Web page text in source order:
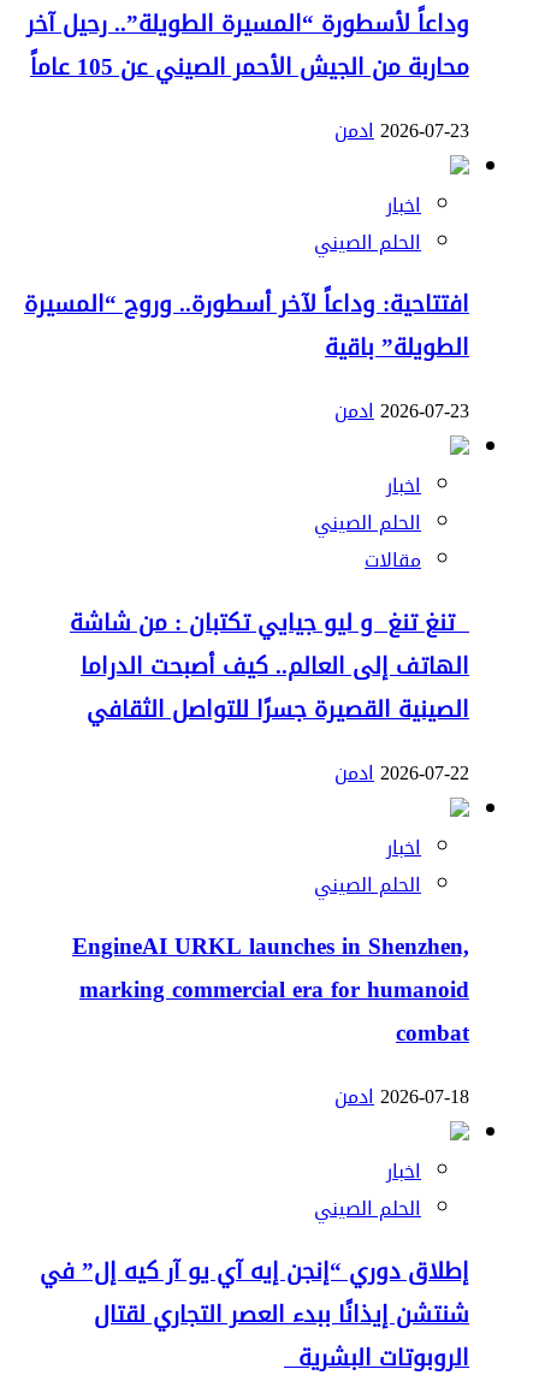
وداعاً لأسطورة “المسيرة الطويلة”.. رحيل آخر
محاربة من الجيش الأحمر الصيني عن 105 عاماً
2026-07-23ادمن
اخبار
الحلم الصيني
افتتاحية: وداعاً لآخر أسطورة.. وروح “المسيرة
الطويلة” باقية
2026-07-23ادمن
اخبار
الحلم الصيني
مقالات
تنغ تنغ و ليو جيايي تكتبان : من شاشة
الهاتف إلى العالم.. كيف أصبحت الدراما
الصينية القصيرة جسرًا للتواصل الثقافي
2026-07-22ادمن
اخبار
الحلم الصيني
EngineAI URKL launches in Shenzhen,
marking commercial era for humanoid
combat
2026-07-18ادمن
اخبار
الحلم الصيني
إطلاق دوري “إنجن إيه آي يو آر كيه إل” في
شنتشن إيذانًا ببدء العصر التجاري لقتال
الروبوتات البشرية